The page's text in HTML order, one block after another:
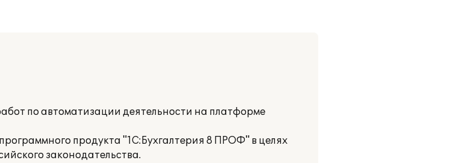
по автоматизации деятельности на платформе
продукта "1С:Бухгалтерия 8 ПРОФ" в целях
законодательства.